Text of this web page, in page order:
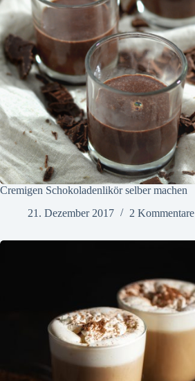
Cremigen Schokoladenlikör selber machen
21. Dezember 2017
2 Kommentare